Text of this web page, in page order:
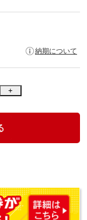
納期について